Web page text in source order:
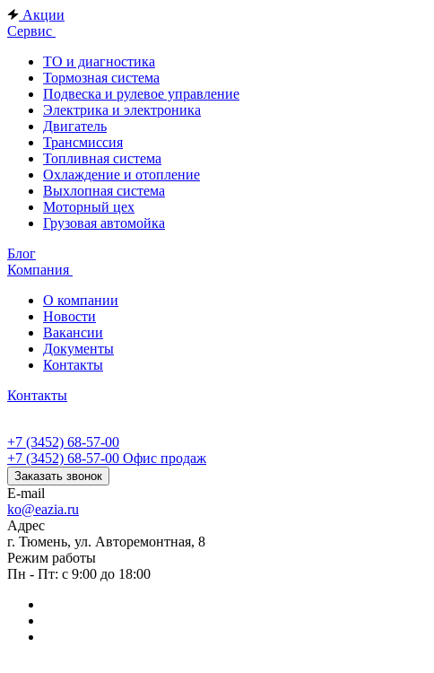
Акции
Сервис
ТО и диагностика
Тормозная система
Подвеска и рулевое управление
Электрика и электроника
Двигатель
Трансмиссия
Топливная система
Охлаждение и отопление
Выхлопная система
Моторный цех
Грузовая автомойка
Блог
Компания
О компании
Новости
Вакансии
Документы
Контакты
Контакты
+7 (3452) 68-57-00
+7 (3452) 68-57-00 Офис продаж
Заказать звонок
E-mail
ko@eazia.ru
Адрес
г. Тюмень, ул. Авторемонтная, 8
Режим работы
Пн - Пт: с 9:00 до 18:00